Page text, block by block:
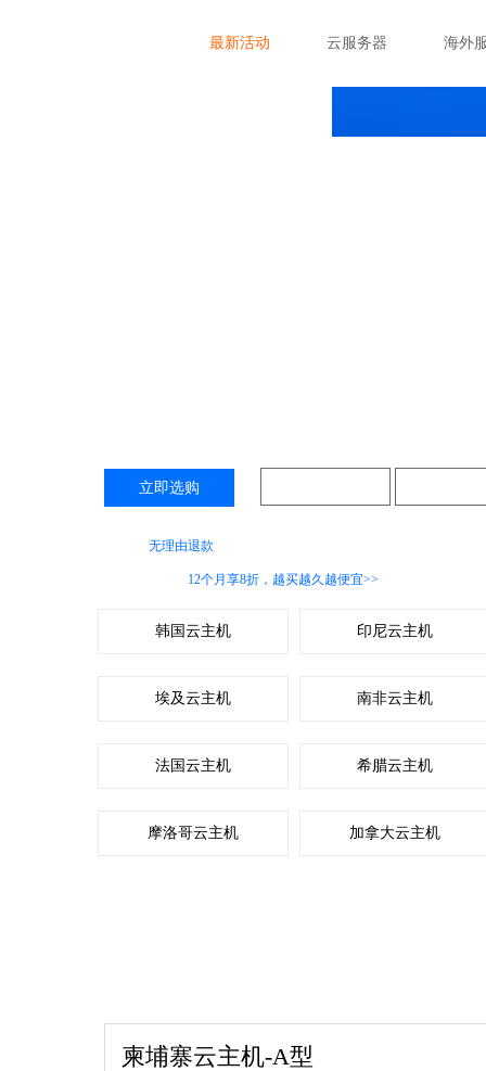
最新活动 云服务器 海外
立即选购
无理由退款
12个月享8折，越买越久越便宜>>
韩国云主机 印尼云主机
埃及云主机 南非云主机
法国云主机 希腊云主机
摩洛哥云主机 加拿大云主机
柬埔寨云主机-A型